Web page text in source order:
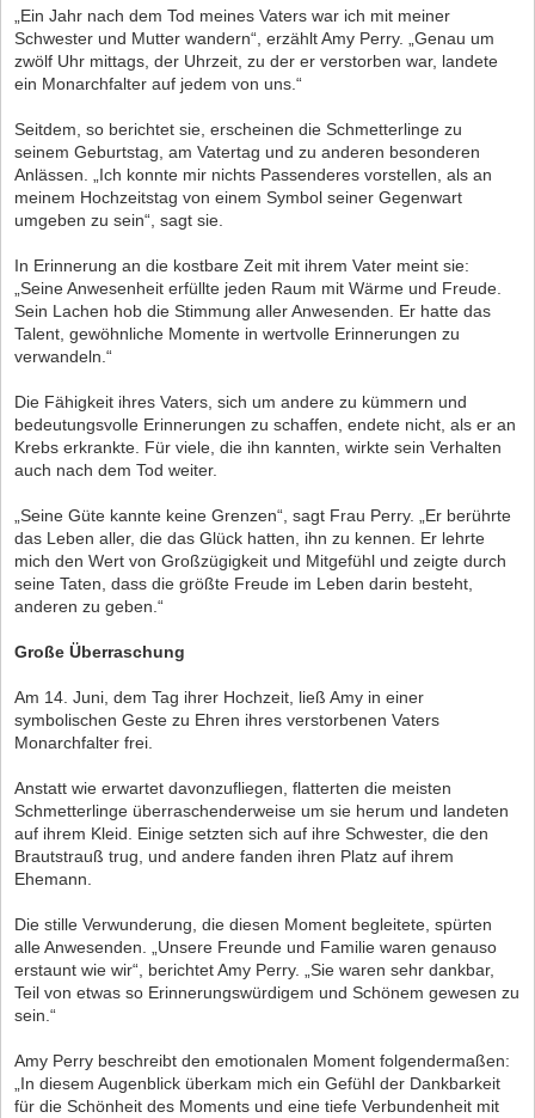
„Ein Jahr nach dem Tod meines Vaters war ich mit meiner
Schwester und Mutter wandern“, erzählt Amy Perry. „Genau um
zwölf Uhr mittags, der Uhrzeit, zu der er verstorben war, landete
ein Monarchfalter auf jedem von uns.“
Seitdem, so berichtet sie, erscheinen die Schmetterlinge zu
seinem Geburtstag, am Vatertag und zu anderen besonderen
Anlässen. „Ich konnte mir nichts Passenderes vorstellen, als an
meinem Hochzeitstag von einem Symbol seiner Gegenwart
umgeben zu sein“, sagt sie.
In Erinnerung an die kostbare Zeit mit ihrem Vater meint sie:
„Seine Anwesenheit erfüllte jeden Raum mit Wärme und Freude.
Sein Lachen hob die Stimmung aller Anwesenden. Er hatte das
Talent, gewöhnliche Momente in wertvolle Erinnerungen zu
verwandeln.“
Die Fähigkeit ihres Vaters, sich um andere zu kümmern und
bedeutungsvolle Erinnerungen zu schaffen, endete nicht, als er an
Krebs erkrankte. Für viele, die ihn kannten, wirkte sein Verhalten
auch nach dem Tod weiter.
„Seine Güte kannte keine Grenzen“, sagt Frau Perry. „Er berührte
das Leben aller, die das Glück hatten, ihn zu kennen. Er lehrte
mich den Wert von Großzügigkeit und Mitgefühl und zeigte durch
seine Taten, dass die größte Freude im Leben darin besteht,
anderen zu geben.“
Große Überraschung
Am 14. Juni, dem Tag ihrer Hochzeit, ließ Amy in einer
symbolischen Geste zu Ehren ihres verstorbenen Vaters
Monarchfalter frei.
Anstatt wie erwartet davonzufliegen, flatterten die meisten
Schmetterlinge überraschenderweise um sie herum und landeten
auf ihrem Kleid. Einige setzten sich auf ihre Schwester, die den
Brautstrauß trug, und andere fanden ihren Platz auf ihrem
Ehemann.
Die stille Verwunderung, die diesen Moment begleitete, spürten
alle Anwesenden. „Unsere Freunde und Familie waren genauso
erstaunt wie wir“, berichtet Amy Perry. „Sie waren sehr dankbar,
Teil von etwas so Erinnerungswürdigem und Schönem gewesen zu
sein.“
Amy Perry beschreibt den emotionalen Moment folgendermaßen:
„In diesem Augenblick überkam mich ein Gefühl der Dankbarkeit
für die Schönheit des Moments und eine tiefe Verbundenheit mit